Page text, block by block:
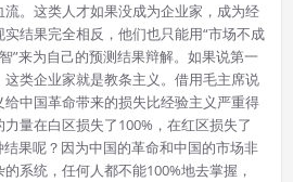
。这类人才如果没成为企业家，成为经
结果完全相反，他们也只能用“市场不成
”来为自己的预测结果辩解。如果说第一
类企业家就是教条主义。借用毛主席说
中国革命带来的损失比经验主义严重得
量在白区损失了100%，在红区损失了
果呢？因为中国的革命和中国的市场非
系统，任何人都不能100%地去掌握，